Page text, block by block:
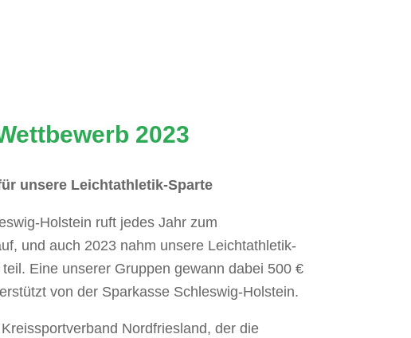
2023
unsere Leichtathletik-Sparte
Holstein ruft jedes Jahr zum
und auch 2023 nahm unsere Leichtathletik-
Eine unserer Gruppen gewann dabei 500 €
von der Sparkasse Schleswig-Holstein.
Nordfriesland, der die